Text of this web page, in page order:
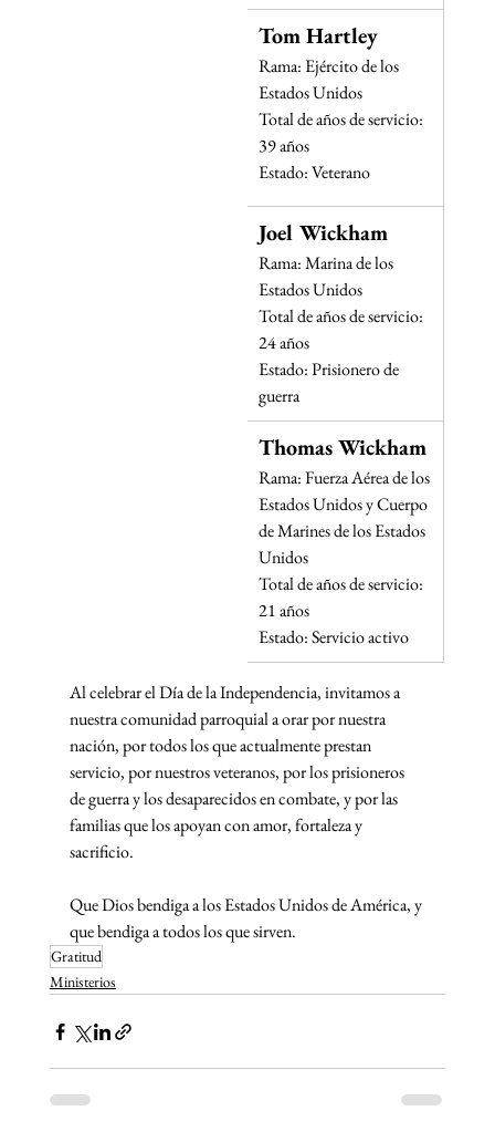
Tom Hartley
Rama: Ejército de los
Estados Unidos
Total de años de servicio:
39 años
Estado: Veterano
Joel Wickham
Rama: Marina de los
Estados Unidos
Total de años de servicio:
24 años
Estado: Prisionero de
guerra
Thomas Wickham
Rama: Fuerza Aérea de los
Estados Unidos y Cuerpo
de Marines de los Estados
Unidos
Total de años de servicio:
21 años
Estado: Servicio activo
Al celebrar el Día de la Independencia, invitamos a
nuestra comunidad parroquial a orar por nuestra
nación, por todos los que actualmente prestan
servicio, por nuestros veteranos, por los prisioneros
de guerra y los desaparecidos en combate, y por las
familias que los apoyan con amor, fortaleza y
sacrificio.
Que Dios bendiga a los Estados Unidos de América, y
que bendiga a todos los que sirven.
Gratitud
Ministerios